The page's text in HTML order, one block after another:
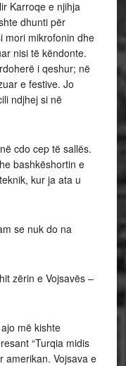
Karroqe e njihja
dhunti për
mori mikrofonin dhe
nisi të këndonte.
i qeshur; në
e festive. Jo
ndjhej si në
cdo cep të sallës.
bashkëshortin e
kur ja ata u
se nuk do na
zërin e Vojsavës –
më kishte
“Turqia midis
amerikan. Vojsava e